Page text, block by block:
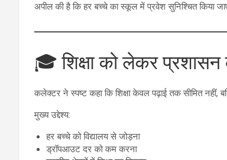
अपील की है कि हर बच्चे का स्कूल में प्रवेश सुनिश्चित किया
🎓 शिक्षा को लेकर
कलेक्टर ने स्पष्ट कहा कि शिक्षा केवल पढ़ाई तक सीमित नहीं,
मुख्य उद्देश्य:
हर बच्चे को विद्यालय से जोड़ना
ड्रॉपआउट दर को कम करना